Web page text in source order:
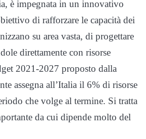
è impegnata in un innovativo
di rafforzare le capacità dei
su area vasta, di progettare
direttamente con risorse
2021-2027 proposto dalla
assegna all’Italia il 6% di risorse
che volge al termine. Si tratta
da cui dipende molto del